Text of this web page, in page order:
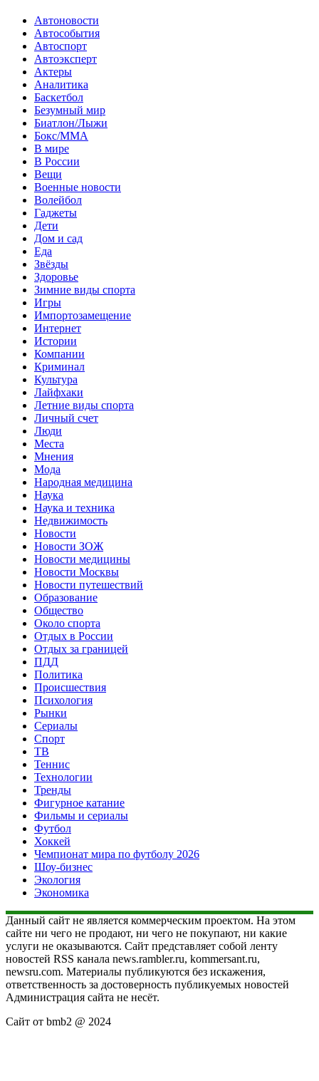
Автоновости
Автособытия
Автоспорт
Автоэксперт
Актеры
Аналитика
Баскетбол
Безумный мир
Биатлон/Лыжи
Бокс/MMA
В мире
В России
Вещи
Военные новости
Волейбол
Гаджеты
Дети
Дом и сад
Еда
Звёзды
Здоровье
Зимние виды спорта
Игры
Импортозамещение
Интернет
Истории
Компании
Криминал
Культура
Лайфхаки
Летние виды спорта
Личный счет
Люди
Места
Мнения
Мода
Народная медицина
Наука
Наука и техника
Недвижимость
Новости
Новости ЗОЖ
Новости медицины
Новости Москвы
Новости путешествий
Образование
Общество
Около спорта
Отдых в России
Отдых за границей
ПДД
Политика
Происшествия
Психология
Рынки
Сериалы
Спорт
ТВ
Теннис
Технологии
Тренды
Фигурное катание
Фильмы и сериалы
Футбол
Хоккей
Чемпионат мира по футболу 2026
Шоу-бизнес
Экология
Экономика
Данный сайт не является коммерческим проектом. На этом
сайте ни чего не продают, ни чего не покупают, ни какие
услуги не оказываются. Сайт представляет собой ленту
новостей RSS канала news.rambler.ru, kommersant.ru,
newsru.com. Материалы публикуются без искажения,
ответственность за достоверность публикуемых новостей
Администрация сайта не несёт.
Сайт от bmb2 @ 2024